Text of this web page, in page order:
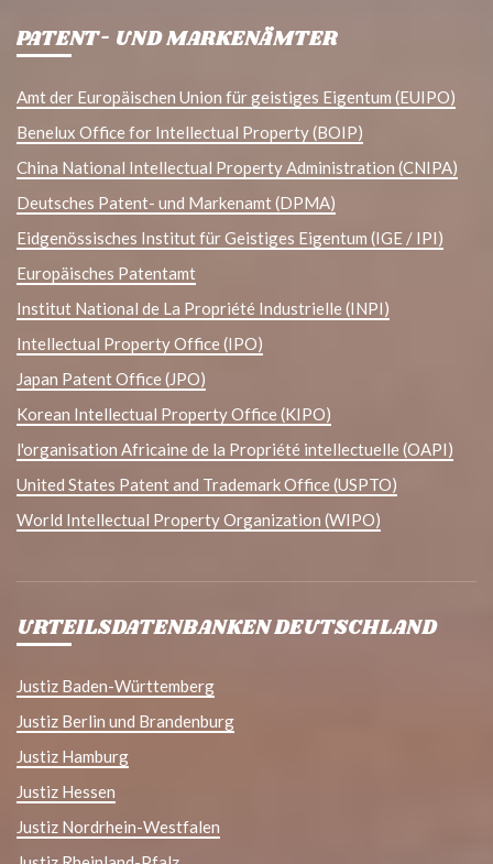
PATENT- UND MARKENÄMTER
Amt der Europäischen Union für geistiges Eigentum (EUIPO)
Benelux Office for Intellectual Property (BOIP)
China National Intellectual Property Administration (CNIPA)
Deutsches Patent- und Markenamt (DPMA)
Eidgenössisches Institut für Geistiges Eigentum (IGE / IPI)
Europäisches Patentamt
Institut National de La Propriété Industrielle (INPI)
Intellectual Property Office (IPO)
Japan Patent Office (JPO)
Korean Intellectual Property Office (KIPO)
l'organisation Africaine de la Propriété intellectuelle (OAPI)
United States Patent and Trademark Office (USPTO)
World Intellectual Property Organization (WIPO)
URTEILSDATENBANKEN DEUTSCHLAND
Justiz Baden-Württemberg
Justiz Berlin und Brandenburg
Justiz Hamburg
Justiz Hessen
Justiz Nordrhein-Westfalen